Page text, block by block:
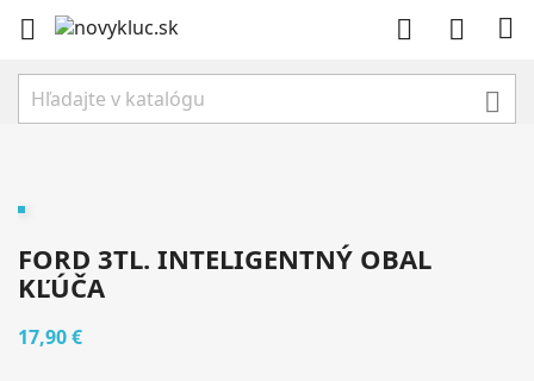
 
 

FORD 3TL. INTELIGENTNÝ OBAL
KĽÚČA
17,90 €